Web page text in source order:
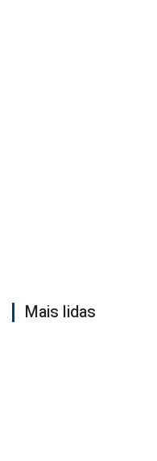
Mais lidas